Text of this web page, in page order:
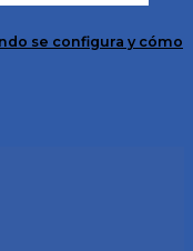
se configura y cómo